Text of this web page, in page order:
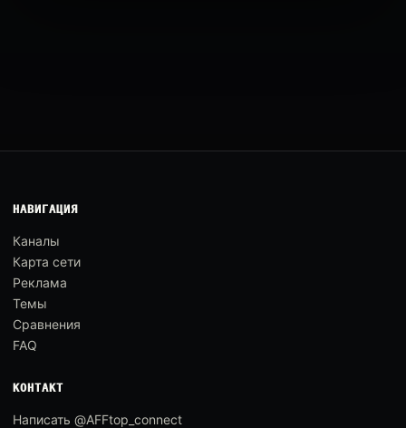
НАВИГАЦИЯ
Каналы
Карта сети
Реклама
Темы
Сравнения
FAQ
КОНТАКТ
Написать @AFFtop_connect